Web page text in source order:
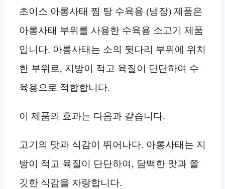
초이스 아롱사태 찜 탕 수육용 (냉장) 제품은
아롱사태 부위를 사용한 수육용 소고기 제품
입니다. 아롱사태는 소의 뒷다리 부위에 위치
한 부위로, 지방이 적고 육질이 단단하여 수
육용으로 적합합니다.
이 제품의 효과는 다음과 같습니다.
고기의 맛과 식감이 뛰어나다. 아롱사태는 지
방이 적고 육질이 단단하여, 담백한 맛과 쫄
깃한 식감을 자랑합니다.